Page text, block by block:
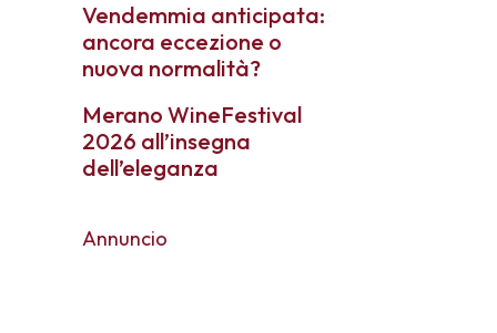
Vendemmia anticipata:
ancora eccezione o
nuova normalità?
Merano WineFestival
2026 all’insegna
dell’eleganza
Annuncio